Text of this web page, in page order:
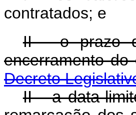
contratados; e
II - o prazo
encerramento
Decreto
II - a data-